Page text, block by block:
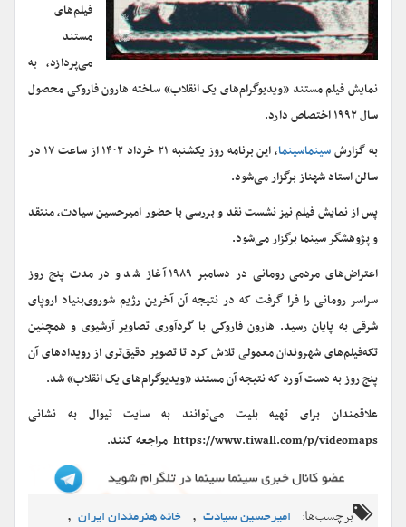
فیلم‌های
مستند
می‌پردازد، به
نمایش فیلم مستند «ویدیوگرام‌های یک انقلاب» ساخته هارون فاروکی محصول
سال ۱۹۹۲ اختصاص دارد.
به گزارشسینماسینما
، این برنامه روز یکشنبه ۲۱ خرداد ۱۴۰۲ از ساعت ۱۷ در
سالن استاد شهناز برگزار می‌شود.
پس از نمایش فیلم نیز نشست نقد و بررسی با حضور امیرحسین سیادت، منتقد
و پژوهشگر سینما برگزار می‌شود.
اعتراض‌های مردمی رومانی در دسامبر ۱۹۸۹ آغاز شد و در مدت پنج روز
سراسر رومانی را فرا گرفت که در نتیجه آن آخرین رژیم شوروی‌بنیاد اروپای
شرقی به پایان رسید. هارون فاروکی با گردآوری تصاویر آرشیوی و همچنین
تکه‌فیلم‌های شهروندان معمولی تلاش کرد تا تصویر دقیق‌تری از رویدادهای آن
پنج روز به دست آورد که نتیجه آن مستند «ویدیوگرام‌های یک انقلاب» شد.
علاقمندان برای تهیه بلیت می‌توانند به سایت تیوال به نشانی
https://www.tiwall.com/p/videomaps مراجعه کنند.
برچسب‌ها: امیرحسین سیادت , خانه هنرمندان ایران ,